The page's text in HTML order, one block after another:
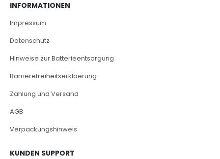
INFORMATIONEN
Impressum
Datenschutz
Hinweise zur Batterieentsorgung
Barrierefreiheitserklaerung
Zahlung und Versand
AGB
Verpackungshinweis
KUNDEN SUPPORT